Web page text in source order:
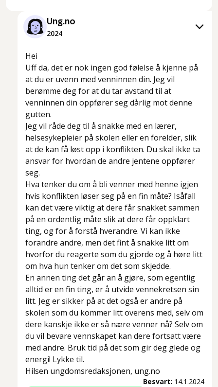
Ung.no
2024
Hei
Uff da, det er nok ingen god følelse å kjenne på
at du er uvenn med venninnen din. Jeg vil
berømme deg for at du tar avstand til at
venninnen din oppfører seg dårlig mot denne
gutten.
Jeg vil råde deg til å snakke med en lærer,
helsesykepleier på skolen eller en forelder, slik
at de kan få løst opp i konflikten. Du skal ikke ta
ansvar for hvordan de andre jentene oppfører
seg.
Hva tenker du om å bli venner med henne igjen
hvis konflikten løser seg på en fin måte? Isåfall
kan det være viktig at dere får snakket sammen
på en ordentlig måte slik at dere får oppklart
ting, og for å forstå hverandre. Vi kan ikke
forandre andre, men det fint å snakke litt om
hvorfor du reagerte som du gjorde og å høre litt
om hva hun tenker om det som skjedde.
En annen ting det går an å gjøre, som egentlig
alltid er en fin ting, er å utvide vennekretsen sin
litt. Jeg er sikker på at det også er andre på
skolen som du kommer litt overens med, selv om
dere kanskje ikke er så nære venner nå? Selv om
du vil bevare vennskapet kan dere fortsatt være
med andre. Bruk tid på det som gir deg glede og
energi! Lykke til.
Hilsen ungdomsredaksjonen, ung.no
Besvart: 14.1.2024